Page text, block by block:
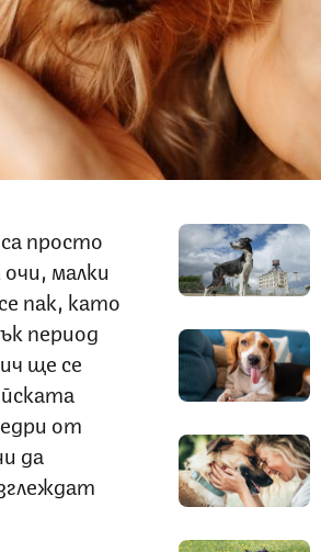
просто
малки
пак, като
период
ще се
от
да